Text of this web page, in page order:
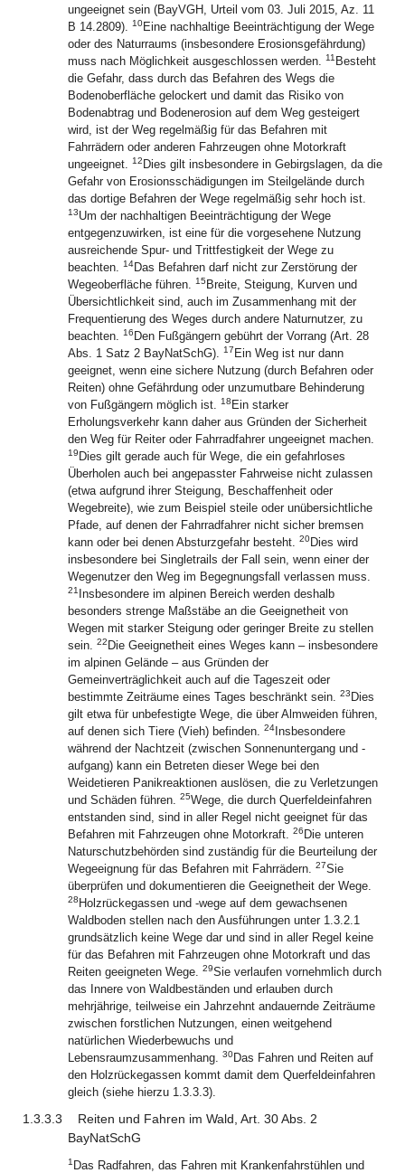
ungeeignet sein (BayVGH, Urteil vom 03. Juli 2015, Az. 11
B 14.2809). 10Eine nachhaltige Beeinträchtigung der Wege
oder des Naturraums (insbesondere Erosionsgefährdung)
muss nach Möglichkeit ausgeschlossen werden. 11 Besteht
die Gefahr, dass durch das Befahren des Wegs die
Bodenoberfläche gelockert und damit das Risiko von
Bodenabtrag und Bodenerosion auf dem Weg gesteigert
wird, ist der Weg regelmäßig für das Befahren mit
Fahrrädern oder anderen Fahrzeugen ohne Motorkraft
ungeeignet. 12 Dies gilt insbesondere in Gebirgslagen, da die
Gefahr von Erosionsschädigungen im Steilgelände durch
das dortige Befahren der Wege regelmäßig sehr hoch ist.
13Um der nachhaltigen Beeinträchtigung der Wege
entgegenzuwirken, ist eine für die vorgesehene Nutzung
ausreichende Spur- und Trittfestigkeit der Wege zu
beachten. 14Das Befahren darf nicht zur Zerstörung der
Wegeoberfläche führen. 15 Breite, Steigung, Kurven und
Übersichtlichkeit sind, auch im Zusammenhang mit der
Frequentierung des Weges durch andere Naturnutzer, zu
beachten. 16 Den Fußgängern gebührt der Vorrang (Art. 28
Abs. 1 Satz 2 BayNatSchG). 17 Ein Weg ist nur dann
geeignet, wenn eine sichere Nutzung (durch Befahren oder
Reiten) ohne Gefährdung oder unzumutbare Behinderung
von Fußgängern möglich ist. 18 Ein starker
Erholungsverkehr kann daher aus Gründen der Sicherheit
den Weg für Reiter oder Fahrradfahrer ungeeignet machen.
19 Dies gilt gerade auch für Wege, die ein gefahrloses
Überholen auch bei angepasster Fahrweise nicht zulassen
(etwa aufgrund ihrer Steigung, Beschaffenheit oder
Wegebreite), wie zum Beispiel steile oder unübersichtliche
Pfade, auf denen der Fahrradfahrer nicht sicher bremsen
kann oder bei denen Absturzgefahr besteht. 20Dies wird
insbesondere bei Singletrails der Fall sein, wenn einer der
Wegenutzer den Weg im Begegnungsfall verlassen muss.
21 Insbesondere im alpinen Bereich werden deshalb
besonders strenge Maßstäbe an die Geeignetheit von
Wegen mit starker Steigung oder geringer Breite zu stellen
sein. 22 Die Geeignetheit eines Weges kann – insbesondere
im alpinen Gelände – aus Gründen der
Gemeinverträglichkeit auch auf die Tageszeit oder
bestimmte Zeiträume eines Tages beschränkt sein. 23 Dies
gilt etwa für unbefestigte Wege, die über Almweiden führen,
auf denen sich Tiere (Vieh) befinden. 24 Insbesondere
während der Nachtzeit (zwischen Sonnenuntergang und -
aufgang) kann ein Betreten dieser Wege bei den
Weidetieren Panikreaktionen auslösen, die zu Verletzungen
und Schäden führen. 25Wege, die durch Querfeldeinfahren
entstanden sind, sind in aller Regel nicht geeignet für das
Befahren mit Fahrzeugen ohne Motorkraft. 26 Die unteren
Naturschutzbehörden sind zuständig für die Beurteilung der
Wegeeignung für das Befahren mit Fahrrädern. 27Sie
überprüfen und dokumentieren die Geeignetheit der Wege.
28 Holzrückegassen und -wege auf dem gewachsenen
Waldboden stellen nach den Ausführungen unter 1.3.2.1
grundsätzlich keine Wege dar und sind in aller Regel keine
für das Befahren mit Fahrzeugen ohne Motorkraft und das
Reiten geeigneten Wege. 29Sie verlaufen vornehmlich durch
das Innere von Waldbeständen und erlauben durch
mehrjährige, teilweise ein Jahrzehnt andauernde Zeiträume
zwischen forstlichen Nutzungen, einen weitgehend
natürlichen Wiederbewuchs und
Lebensraumzusammenhang. 30Das Fahren und Reiten auf
den Holzrückegassen kommt damit dem Querfeldeinfahren
gleich (siehe hierzu 1.3.3.3).
1.3.3.3
Reiten und Fahren im Wald, Art. 30 Abs. 2
BayNatSchG
1 Das Radfahren, das Fahren mit Krankenfahrstühlen und